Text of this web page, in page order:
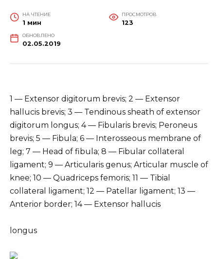
НА ЧТЕНИЕ
1 мин
ПРОСМОТРОВ
123
ОБНОВЛЕНО
02.05.2019
1 — Extensor digitorum brevis; 2 — Extensor
hallucis brevis; 3 — Tendinous sheath of extensor
digitorum longus; 4 — Fibularis brevis; Peroneus
brevis; 5 — Fibula; 6 — Interosseous membrane of
leg; 7 — Head of fibula; 8 — Fibular collateral
ligament; 9 — Articularis genus; Articular muscle of
knee; 10 — Quadriceps femoris; 11 — Tibial
collateral ligament; 12 — Patellar ligament; 13 —
Anterior border; 14 — Extensor hallucis
longus